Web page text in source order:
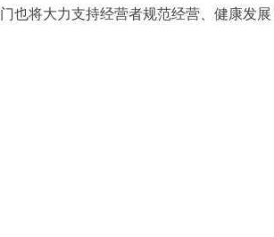
也将大力支持经营者规范经营、健康发